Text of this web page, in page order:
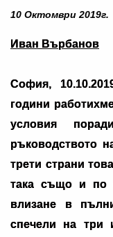
10 Октомври 2019г.
Иван Върбанов
София,
години
условия
ръководството
трети страни
така също и по
влизане в
спечели на три